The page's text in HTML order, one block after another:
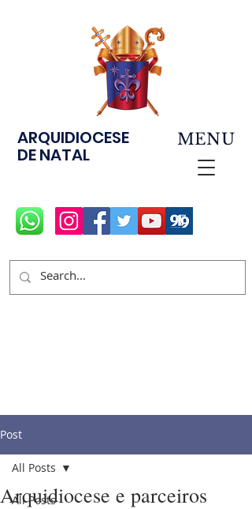
ARQUIDIOCESE
DE NATAL
MENU
Post
All Posts
All Posts
Arquidiocese e parceiros